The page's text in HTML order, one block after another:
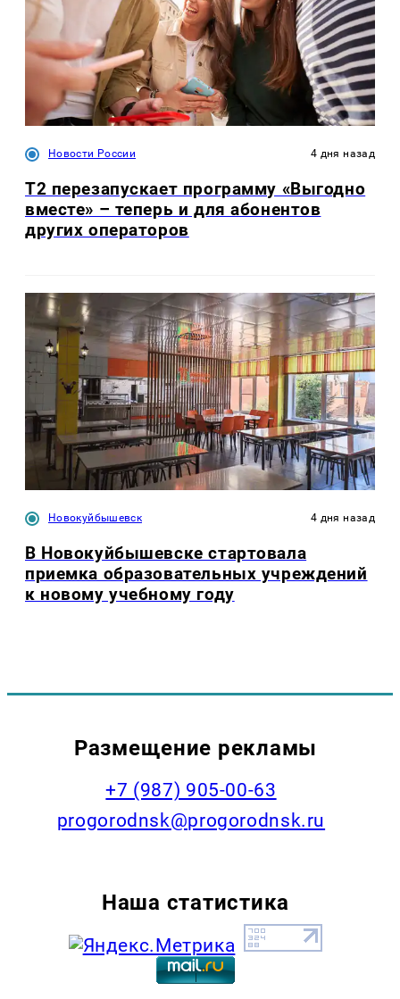
Новости России 4 дня назад
Т2 перезапускает программу «Выгодно
вместе» – теперь и для абонентов
других операторов
Новокуйбышевск 4 дня назад
В Новокуйбышевске стартовала
приемка образовательных учреждений
к новому учебному году
Размещение рекламы
+7 (987) 905-00-63
progorodnsk@progorodnsk.ru
Наша статистика